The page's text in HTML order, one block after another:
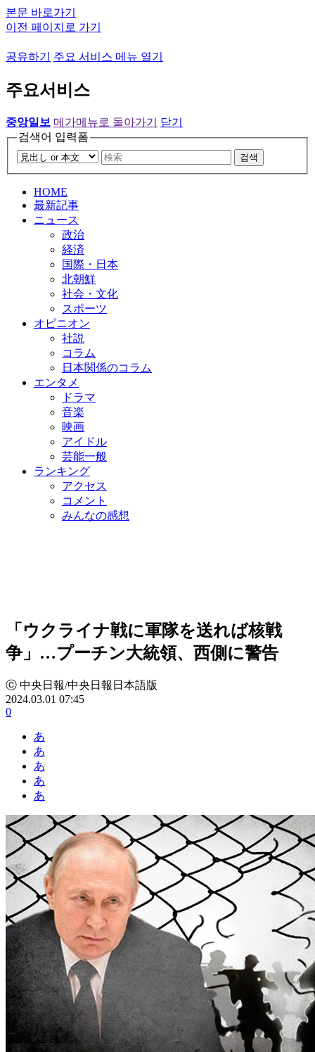
본문 바로가기
이전 페이지로 가기
공유하기 주요 서비스 메뉴 열기
주요서비스
중앙일보 메가메뉴로 돌아가기
닫기
검색어 입력폼
검색
HOME
最新記事
ニュース
政治
経済
国際・日本
北朝鮮
社会・文化
スポーツ
オピニオン
社説
コラム
日本関係のコラム
エンタメ
ドラマ
音楽
映画
アイドル
芸能一般
ランキング
アクセス
コメント
みんなの感想
「ウクライナ戦に軍隊を送れば核戦
争」…プーチン大統領、西側に警告
ⓒ 中央日報/中央日報日本語版
2024.03.01 07:45
0
あ
あ
あ
あ
あ